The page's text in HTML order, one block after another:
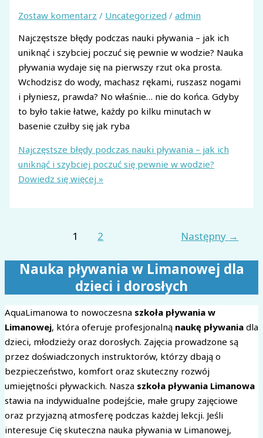
Zostaw komentarz / Uncategorized /admin
Najczęstsze błędy podczas nauki pływania – jak ich
uniknąć i szybciej poczuć się pewnie w wodzie? Nauka
pływania wydaje się na pierwszy rzut oka prosta.
Wchodzisz do wody, machasz rękami, ruszasz nogami
i płyniesz, prawda? No właśnie… nie do końca. Gdyby
to było takie łatwe, każdy po kilku minutach w
basenie czułby się jak ryba
Najczęstsze błędy podczas nauki pływania – jak ich
uniknąć i szybciej poczuć się pewnie w wodzie?
Dowiedz się więcej »
1 2 Następny →
Nauka pływania w Limanowej dla
dzieci i dorosłych
AquaLimanowa to nowoczesna szkoła pływania w
Limanowej, która oferuje profesjonalną naukę pływania dla
dzieci, młodzieży oraz dorosłych. Zajęcia prowadzone są
przez doświadczonych instruktorów, którzy dbają o
bezpieczeństwo, komfort oraz skuteczny rozwój
umiejętności pływackich. Nasza szkoła pływania Limanowa
stawia na indywidualne podejście, małe grupy zajęciowe
oraz przyjazną atmosferę podczas każdej lekcji. Jeśli
interesuje Cię skuteczna nauka pływania w Limanowej,